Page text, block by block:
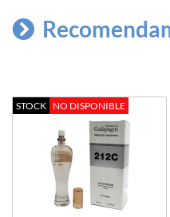
STOCK NO DISPONIBLE